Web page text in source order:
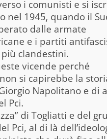
i comunisti e si
nel 1945, quando il
dalle armate
e i partiti
clandestini.
vicende perché
si capirebbe la
Napolitano e di
Pci.
di Togliatti e del
Pci, al di là